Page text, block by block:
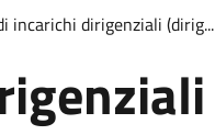
incarichi dirigenziali (dirig...